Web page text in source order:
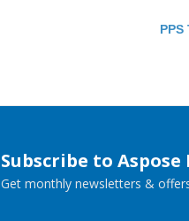
PPS
Subscribe to
Get monthly newsletters &